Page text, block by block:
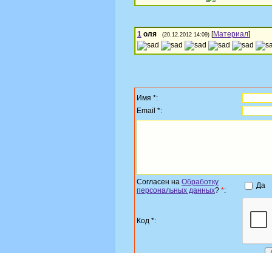
1 оля (20.12.2012 14:09) [Материал]
Имя *:
Email *:
Согласен на Обработку
персональных данных? *:
Да
Код *: